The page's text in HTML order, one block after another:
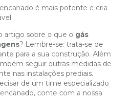
é mais potente e cria
artigo sobre o que o gás
? Lembre-se: trata-se de
para a sua construção. Além
seguir outras medidas de
nas instalações prediais.
de um time especializado
conte com a nossa